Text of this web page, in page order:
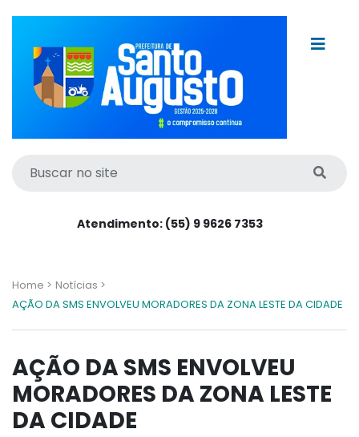
Atendimento: (55) 9 9626 7353
Home > Notícias >
AÇÃO DA SMS ENVOLVEU MORADORES DA ZONA LESTE DA CIDADE
AÇÃO DA SMS ENVOLVEU
MORADORES DA ZONA LESTE
DA CIDADE